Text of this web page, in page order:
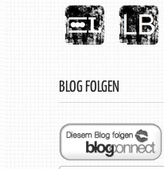
BLOG FOLGEN